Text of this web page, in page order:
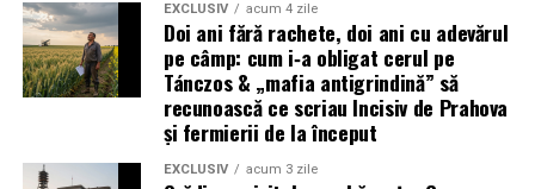
EXCLUSIV acum 4 zile
Doi ani fără rachete, doi ani cu adevărul
pe câmp: cum i‑a obligat cerul pe
Tánczos & „mafia antigrindină” să
recunoască ce scriau Incisiv de Prahova
și fermierii de la început
EXCLUSIV acum 3 zile